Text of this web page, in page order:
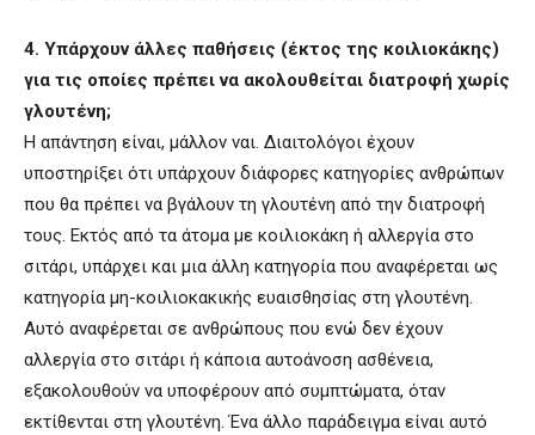
4. Υπάρχουν άλλες παθήσεις (έκτος της κοιλιοκάκης)
για τις οποίες πρέπει να ακολουθείται διατροφή χωρίς
γλουτένη;
Η απάντηση είναι, μάλλον ναι. Διαιτολόγοι έχουν
υποστηρίξει ότι υπάρχουν διάφορες κατηγορίες ανθρώπων
που θα πρέπει να βγάλουν τη γλουτένη από την διατροφή
τους. Εκτός από τα άτομα με κοιλιοκάκη ή αλλεργία στο
σιτάρι, υπάρχει και μια άλλη κατηγορία που αναφέρεται ως
κατηγορία μη-κοιλιοκακικής ευαισθησίας στη γλουτένη.
Αυτό αναφέρεται σε ανθρώπους που ενώ δεν έχουν
αλλεργία στο σιτάρι ή κάποια αυτοάνοση ασθένεια,
εξακολουθούν να υποφέρουν από συμπτώματα, όταν
εκτίθενται στη γλουτένη. Ένα άλλο παράδειγμα είναι αυτό